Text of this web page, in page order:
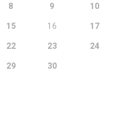
8 9 10
15 16 17
22 23 24
29 30